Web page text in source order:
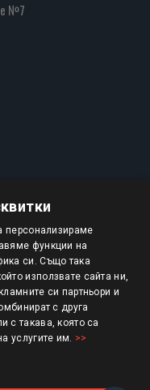
№7
АБОНИРАНЕ
персонализираме
функции на
си. Също така
използвате сайта ни,
си партньори и
с друга
с такава, която са
услугите им. >>